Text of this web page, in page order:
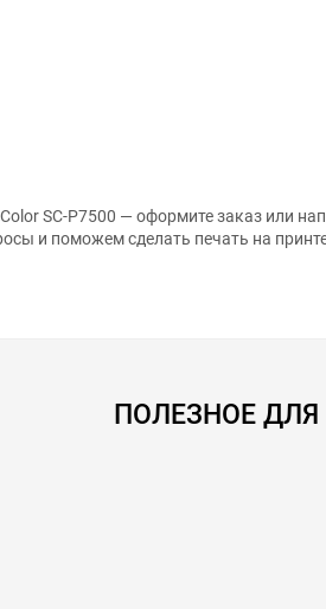
и поможем сделать печать на
ПОЛЕЗНОЕ